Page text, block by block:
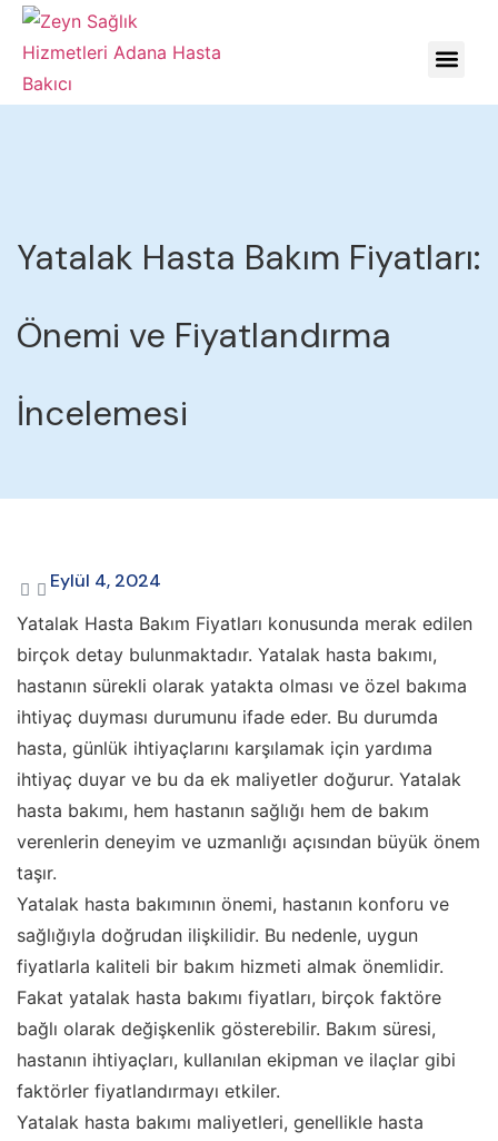
Yatalak Hasta Bakım Fiyatları:
Önemi ve Fiyatlandırma
İncelemesi
Eylül 4, 2024
Yatalak Hasta Bakım Fiyatları konusunda merak edilen
birçok detay bulunmaktadır. Yatalak hasta bakımı,
hastanın sürekli olarak yatakta olması ve özel bakıma
ihtiyaç duyması durumunu ifade eder. Bu durumda
hasta, günlük ihtiyaçlarını karşılamak için yardıma
ihtiyaç duyar ve bu da ek maliyetler doğurur. Yatalak
hasta bakımı, hem hastanın sağlığı hem de bakım
verenlerin deneyim ve uzmanlığı açısından büyük önem
taşır.
Yatalak hasta bakımının önemi, hastanın konforu ve
sağlığıyla doğrudan ilişkilidir. Bu nedenle, uygun
fiyatlarla kaliteli bir bakım hizmeti almak önemlidir.
Fakat yatalak hasta bakımı fiyatları, birçok faktöre
bağlı olarak değişkenlik gösterebilir. Bakım süresi,
hastanın ihtiyaçları, kullanılan ekipman ve ilaçlar gibi
faktörler fiyatlandırmayı etkiler.
Yatalak hasta bakımı maliyetleri, genellikle hasta